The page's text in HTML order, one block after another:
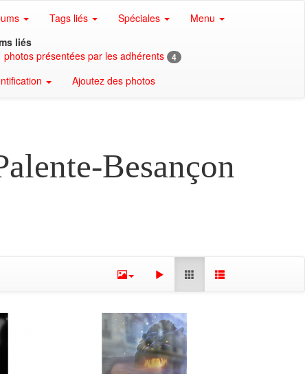
Tags liés Spéciales
Menu
liés
photos présentées par les adhérents
4
Ajoutez des photos
Besançon